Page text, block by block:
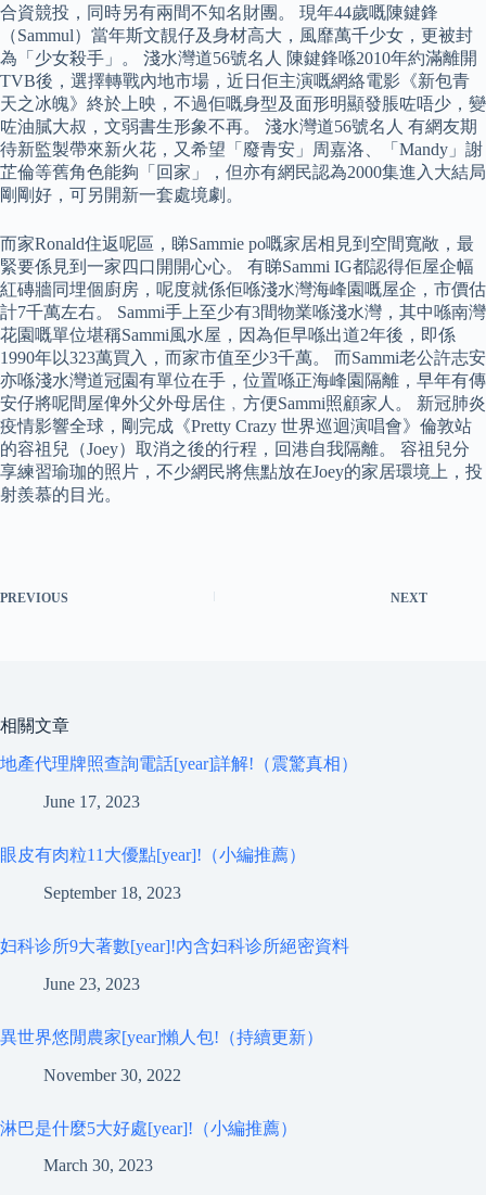
合資競投，同時另有兩間不知名財團。 現年44歲嘅陳鍵鋒
（Sammul）當年斯文靚仔及身材高大，風靡萬千少女，更被封
為「少女殺手」。 淺水灣道56號名人 陳鍵鋒喺2010年約滿離開
TVB後，選擇轉戰內地市場，近日佢主演嘅網絡電影《新包青
天之冰魄》終於上映，不過佢嘅身型及面形明顯發脹咗唔少，變
咗油膩大叔，文弱書生形象不再。 淺水灣道56號名人 有網友期
待新監製帶來新火花，又希望「廢青安」周嘉洛、「Mandy」謝
芷倫等舊角色能夠「回家」，但亦有網民認為2000集進入大結局
剛剛好，可另開新一套處境劇。
而家Ronald住返呢區，睇Sammie po嘅家居相見到空間寬敞，最
緊要係見到一家四口開開心心。 有睇Sammi IG都認得佢屋企幅
紅磚牆同埋個廚房，呢度就係佢喺淺水灣海峰園嘅屋企，市價估
計7千萬左右。 Sammi手上至少有3間物業喺淺水灣，其中喺南灣
花園嘅單位堪稱Sammi風水屋，因為佢早喺出道2年後，即係
1990年以323萬買入，而家市值至少3千萬。 而Sammi老公許志安
亦喺淺水灣道冠園有單位在手，位置喺正海峰園隔離，早年有傳
安仔將呢間屋俾外父外母居住﹐方便Sammi照顧家人。 新冠肺炎
疫情影響全球，剛完成《Pretty Crazy 世界巡迴演唱會》倫敦站
的容祖兒（Joey）取消之後的行程，回港自我隔離。 容祖兒分
享練習瑜珈的照片，不少網民將焦點放在Joey的家居環境上，投
射羨慕的目光。
PREVIOUS NEXT
相關文章
地產代理牌照查詢電話[year]詳解!（震驚真相）
June 17, 2023
眼皮有肉粒11大優點[year]!（小編推薦）
September 18, 2023
妇科诊所9大著數[year]!內含妇科诊所絕密資料
June 23, 2023
異世界悠閒農家[year]懶人包!（持續更新）
November 30, 2022
淋巴是什麼5大好處[year]!（小編推薦）
March 30, 2023